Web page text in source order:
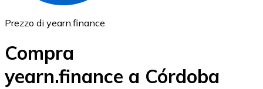
Prezzo di yearn.finance
Compra
yearn.finance a Córdoba